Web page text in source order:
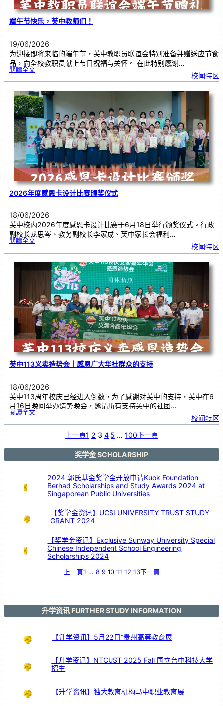
端午节快乐，芙中教师们！
19/06/2026
为迎接即将来临的端午节，芙中教职员联谊会特别准备并赠送应节食
品，向全校教职员献上节日祝福与关怀。 在此特别感谢…
閱讀全文:端
快
，
芙
中
教
师
们
！
校闻特区
2026年度感恩卡设计比赛颁奖仪式
18/06/2026
芙中校内2026年度感恩卡设计比赛于6月18日举行颁奖仪式。行政
副校长龙思岑、教务副校长李家成、芙中家长会福利…
閱讀全文:2
6
度
感
卡
仪
式
校闻特区
芙中113义卖造势会｜感恩广大华社群众的支持
18/06/2026
芙中113周年校庆已经进入倒数，为了感谢对芙中的支持，芙中在6
月16日晚间举办造势晚会，邀请所有支持芙中的社团…
閱讀全文:芙
1
｜
广
校闻特区
上一頁1 2 3 4 5 … 100下一頁
奖学金 SCHOLARSHIP
2024 郭氏基金奖学金开放申请Kuok Foundation
Berhad Scholarships and Study Awards 2024 at
Singaporean Public Universities
【奖学金资讯】UCSI UNIVERSITY TRUST STUDY
GRANT 2024
【奖学金资讯】Exclusive Sunway University Special
Chinese Independent School Engineering
Scholarships 2024
上一頁1 … 8 9 10 11 12 13下一頁
升学资讯 FURTHER STUDY INFORMATION
【升学资讯】5月22日“贵州高等教育展
【升学资讯】NTCUST 2025 Fall 国立台中科技大学
招生
【升学资讯】独大教育机构马中职业教育展